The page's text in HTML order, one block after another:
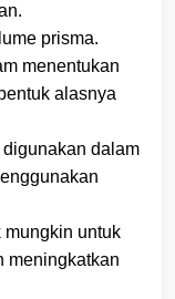
prisma.
menentukan
alasnya
dalam
mungkin untuk
meningkatkan